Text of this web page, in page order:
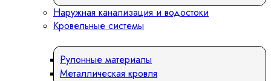
Наружная канализация и водостоки
Кровельные системы
Рулонные материалы
Металлическая кровля